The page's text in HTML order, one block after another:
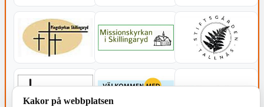
Kakor på webbplatsen